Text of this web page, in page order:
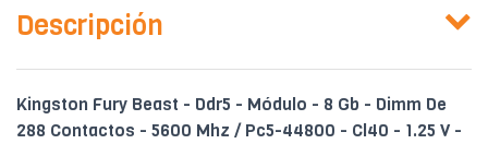
Descripción
Kingston Fury Beast - Ddr5 - Módulo - 8 Gb - Dimm De
288 Contactos - 5600 Mhz / Pc5-44800 - Cl40 - 1.25 V -